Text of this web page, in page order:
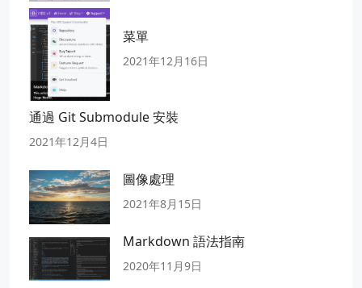
菜單
2021年12月16日
通過 Git Submodule 安裝
2021年12月4日
圖像處理
2021年8月15日
Markdown 語法指南
2020年11月9日